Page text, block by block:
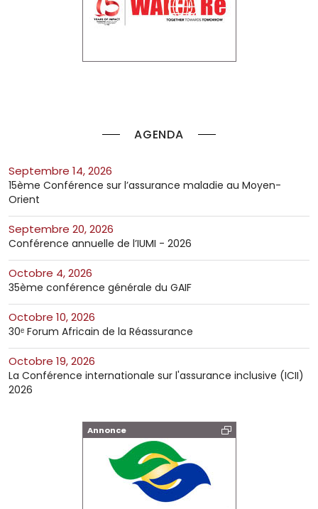
AGENDA
septembre 14, 2026
15ème Conférence sur l’assurance maladie au Moyen-
Orient
septembre 20, 2026
Conférence annuelle de l’IUMI - 2026
octobre 4, 2026
35ème conférence générale du GAIF
octobre 10, 2026
30ᵉ Forum Africain de la Réassurance
octobre 19, 2026
La Conférence internationale sur l'assurance inclusive (ICII)
2026
Annonce